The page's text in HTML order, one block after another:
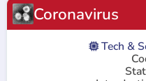
Coronavirus
Tech &